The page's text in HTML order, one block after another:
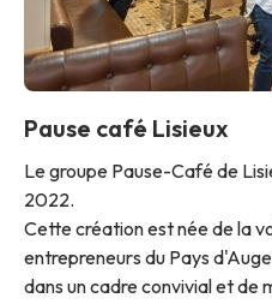
Pause café Lisieux
Le groupe Pause-Café de
2022.
Cette création est née de la
entrepreneurs du Pays
dans un cadre convivial et de